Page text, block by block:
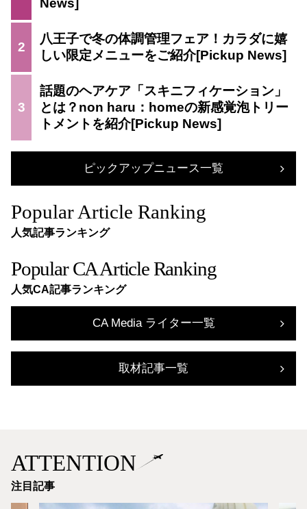
2
八王子で冬の体調管理フェア！カラダに嬉
しい限定メニューをご紹介
3
話題のヘアケア「スキニフィケーション」
とは？non haru：homeの新感覚泡トリー
トメントを紹介
ピックアップニュース一覧
Popular Article Ranking
人気記事ランキング
Popular CA Article Ranking
人気CA記事ランキング
CA Media ライター一覧
取材記事一覧
ATTENTION
注目記事